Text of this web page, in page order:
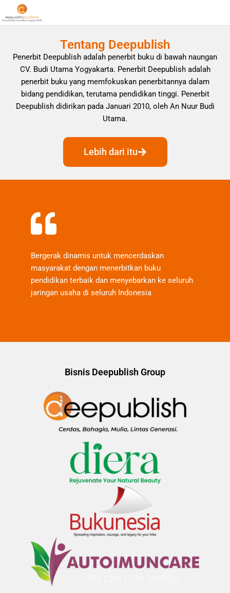
Tentang Deepublish
Penerbit Deepublish adalah penerbit buku di bawah naungan
CV. Budi Utama Yogyakarta. Penerbit Deepublish adalah
penerbit buku yang memfokuskan penerbitannya dalam
bidang pendidikan, terutama pendidikan tinggi. Penerbit
Deepublish didirikan pada Januari 2010, oleh An Nuur Budi
Utama.
Lebih dari itu
Bergerak dinamis untuk mencerdaskan
masyarakat dengan menerbitkan buku
pendidikan terbaik dan menyebarkan ke seluruh
jaringan usaha di seluruh Indonesia
Bisnis Deepublish Group